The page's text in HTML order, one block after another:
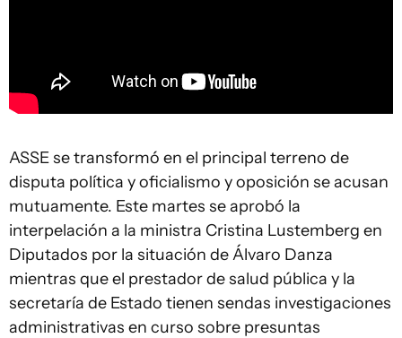
ASSE se transformó en el principal terreno de
disputa política y oficialismo y oposición se acusan
mutuamente. Este martes se aprobó la
interpelación a la ministra Cristina Lustemberg en
Diputados por la situación de Álvaro Danza
mientras que el prestador de salud pública y la
secretaría de Estado tienen sendas investigaciones
administrativas en curso sobre presuntas